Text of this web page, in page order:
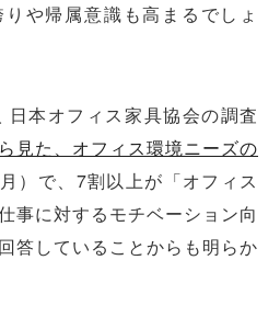
や帰属意識も高まるでしょ
日本オフィス家具協会の調査
見た、オフィス環境ニーズの
）で、7割以上が「オフィス
事に対するモチベーション向
答していることからも明らか